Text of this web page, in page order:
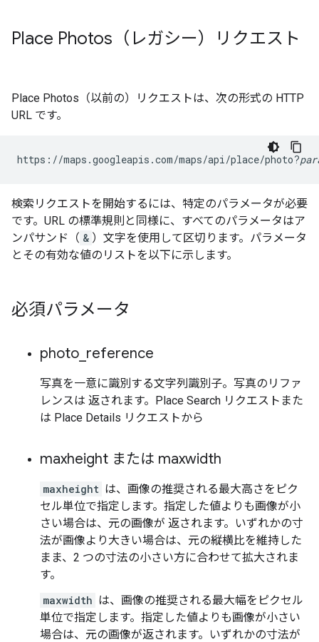
Place Photos（レガシー）リクエスト
Place Photos（以前の）リクエストは、次の形式の HTTP
URL です。
https://maps.googleapis.com/maps/api/place/photo?
検索リクエストを開始するには、特定のパラメータが必要
です。URL の標準規則と同様に、すべてのパラメータはア
ンパサンド（ & ）文字を使用して区切ります。パラメータ
とその有効な値のリストを以下に示します。
必須パラメータ
photo reference
写真を一意に識別する文字列識別子。写真のリファ
レンスは 返されます。Place Search リクエストまた
は Place Details リクエストから
maxheight または maxwidth
maxheight は、画像の推奨される最大高さをピク
セル単位で指定します。指定した値よりも画像が小
さい場合は、元の画像が 返されます。いずれかの寸
法が画像より大きい場合は、元の縦横比を維持した
まま、2 つの寸法の小さい方に合わせて拡大されま
す。
maxwidth は、画像の推奨される最大幅をピクセル
単位で指定します。指定した値よりも画像が小さい
場合は、元の画像が返されます。いずれかの寸法が